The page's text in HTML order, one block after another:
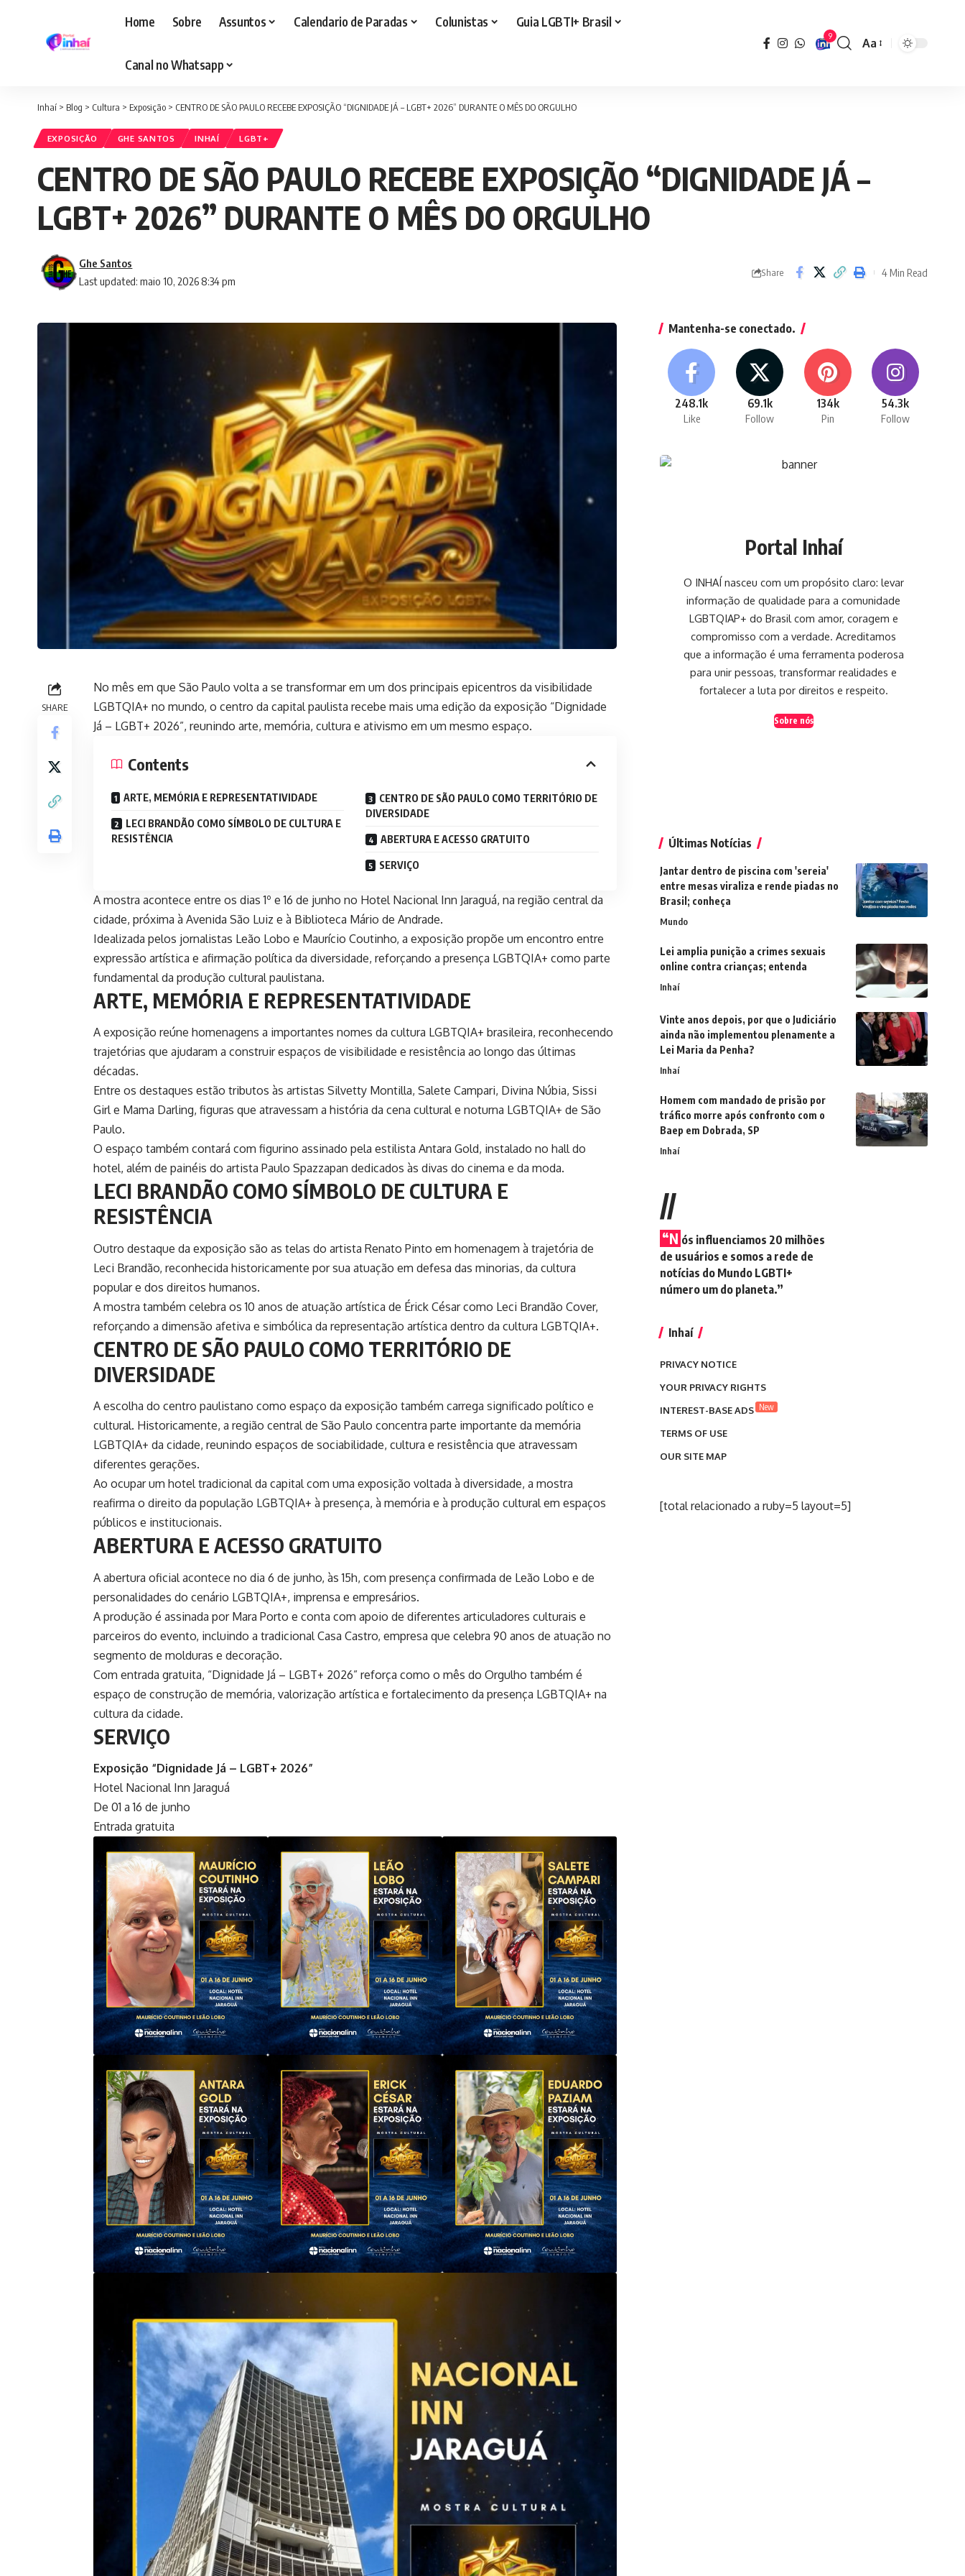
Home Sobre Assuntos Calendario de Paradas Colunistas Guia LGBTI+ Brasil
Canal no Whatsapp
9
Font
Aa
Inhaí > Blog > Cultura > Exposição > CENTRO DE SÃO PAULO RECEBE EXPOSIÇÃO “DIGNIDADE JÁ – LGBT+ 2026” DURANTE O MÊS DO ORGULHO
EXPOSIÇÃO GHE SANTOS INHAÍ LGBT+
CENTRO DE SÃO PAULO RECEBE EXPOSIÇÃO “DIGNIDADE JÁ –
LGBT+ 2026” DURANTE O MÊS DO ORGULHO
Last updated: maio 10, 2026 8:34 pm
Ghe Santos
Share 4 Min Read
SHARE
No mês em que São Paulo volta a se transformar em um dos principais epicentros da visibilidade
LGBTQIA+ no mundo, o centro da capital paulista recebe mais uma edição da exposição “Dignidade
Já – LGBT+ 2026”, reunindo arte, memória, cultura e ativismo em um mesmo espaço.
Contents
ARTE, MEMÓRIA E REPRESENTATIVIDADE
LECI BRANDÃO COMO SÍMBOLO DE CULTURA E
RESISTÊNCIA
CENTRO DE SÃO PAULO COMO TERRITÓRIO DE
DIVERSIDADE
ABERTURA E ACESSO GRATUITO
SERVIÇO
A mostra acontece entre os dias 1º e 16 de junho no Hotel Nacional Inn Jaraguá, na região central da
cidade, próxima à Avenida São Luiz e à Biblioteca Mário de Andrade.
Idealizada pelos jornalistas Leão Lobo e Maurício Coutinho, a exposição propõe um encontro entre
expressão artística e afirmação política da diversidade, reforçando a presença LGBTQIA+ como parte
fundamental da produção cultural paulistana.
ARTE, MEMÓRIA E REPRESENTATIVIDADE
A exposição reúne homenagens a importantes nomes da cultura LGBTQIA+ brasileira, reconhecendo
trajetórias que ajudaram a construir espaços de visibilidade e resistência ao longo das últimas
décadas.
Entre os destaques estão tributos às artistas Silvetty Montilla, Salete Campari, Divina Núbia, Sissi
Girl e Mama Darling, figuras que atravessam a história da cena cultural e noturna LGBTQIA+ de São
Paulo.
O espaço também contará com figurino assinado pela estilista Antara Gold, instalado no hall do
hotel, além de painéis do artista Paulo Spazzapan dedicados às divas do cinema e da moda.
LECI BRANDÃO COMO SÍMBOLO DE CULTURA E
RESISTÊNCIA
Outro destaque da exposição são as telas do artista Renato Pinto em homenagem à trajetória de
Leci Brandão, reconhecida historicamente por sua atuação em defesa das minorias, da cultura
popular e dos direitos humanos.
A mostra também celebra os 10 anos de atuação artística de Érick César como Leci Brandão Cover,
reforçando a dimensão afetiva e simbólica da representação artística dentro da cultura LGBTQIA+.
CENTRO DE SÃO PAULO COMO TERRITÓRIO DE
DIVERSIDADE
A escolha do centro paulistano como espaço da exposição também carrega significado político e
cultural. Historicamente, a região central de São Paulo concentra parte importante da memória
LGBTQIA+ da cidade, reunindo espaços de sociabilidade, cultura e resistência que atravessam
diferentes gerações.
Ao ocupar um hotel tradicional da capital com uma exposição voltada à diversidade, a mostra
reafirma o direito da população LGBTQIA+ à presença, à memória e à produção cultural em espaços
públicos e institucionais.
ABERTURA E ACESSO GRATUITO
A abertura oficial acontece no dia 6 de junho, às 15h, com presença confirmada de Leão Lobo e de
personalidades do cenário LGBTQIA+, imprensa e empresários.
A produção é assinada por Mara Porto e conta com apoio de diferentes articuladores culturais e
parceiros do evento, incluindo a tradicional Casa Castro, empresa que celebra 90 anos de atuação no
segmento de molduras e decoração.
Com entrada gratuita, “Dignidade Já – LGBT+ 2026” reforça como o mês do Orgulho também é
espaço de construção de memória, valorização artística e fortalecimento da presença LGBTQIA+ na
cultura da cidade.
SERVIÇO
Exposição “Dignidade Já – LGBT+ 2026”
Hotel Nacional Inn Jaraguá
De 01 a 16 de junho
Entrada gratuita
Mantenha-se conectado.
248.1k
Like
69.1k
Follow
134k
Pin
54.3k
Follow
Portal Inhaí
O INHAÍ nasceu com um propósito claro: levar
informação de qualidade para a comunidade
LGBTQIAP+ do Brasil com amor, coragem e
compromisso com a verdade. Acreditamos
que a informação é uma ferramenta poderosa
para unir pessoas, transformar realidades e
fortalecer a luta por direitos e respeito.
Sobre nós
Últimas Notícias
Jantar dentro de piscina com 'sereia'
entre mesas viraliza e rende piadas no
Brasil; conheça
Mundo
Lei amplia punição a crimes sexuais
online contra crianças; entenda
Inhaí
Vinte anos depois, por que o Judiciário
ainda não implementou plenamente a
Lei Maria da Penha?
Inhaí
Homem com mandado de prisão por
tráfico morre após confronto com o
Baep em Dobrada, SP
Inhaí
//
“N ós influenciamos 20 milhões
de usuários e somos a rede de
notícias do Mundo LGBTI+
número um do planeta.”
Inhaí
PRIVACY NOTICE
YOUR PRIVACY RIGHTS
INTEREST-BASE ADS New
TERMS OF USE
OUR SITE MAP
[total relacionado a ruby=5 layout=5]